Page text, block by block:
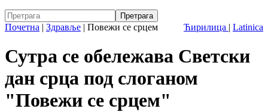
Ћирилица | Latinica
Почетна | Здравље | Повежи се срцем
Сутра се обележава Светски
дан срца под слоганом
"Повежи се срцем"